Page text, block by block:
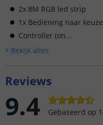
2x 8M RGB led strip
1x Bediening naar
Controller (on...
Bekijk alles
Reviews
9.4 Gebaseerd op